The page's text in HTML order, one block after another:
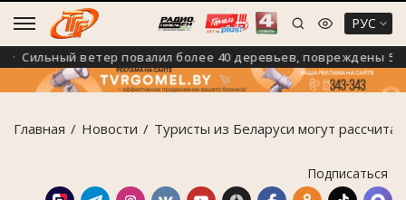
РУС
ветер повалил более 40 деревьев, повреждены 5
Главная Новости Туристы из Беларуси могут
Подписаться